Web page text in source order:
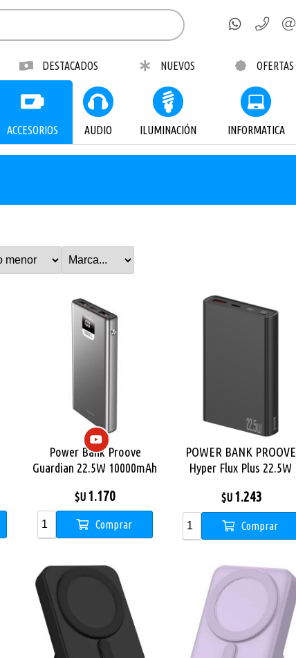
DESTACADOS NUEVOS OFERTAS
ACCESORIOS AUDIO ILUMINACIÓN INFORMATICA
Power Bank Proove
Guardian 22.5W 10000mAh
$U 1.170
Comprar
POWER BANK PROOVE
Hyper Flux Plus 22.5W
$U 1.243
Comprar